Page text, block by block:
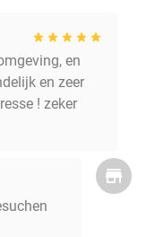
en
en zeer
! zeker